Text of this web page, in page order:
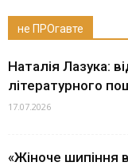
не ПРОгавте
Наталія Лазука:
літературного
17.07.2026
«Жіноче шипіння